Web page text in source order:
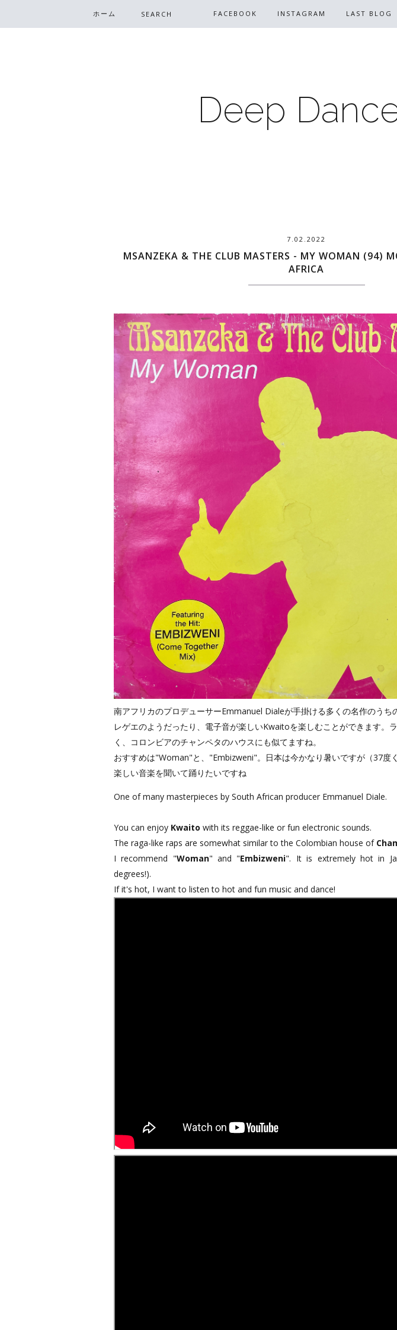
Deep
ホーム FACEBOOK INSTAGRAM LAST BLOG
7.02.2022
MSANZEKA & THE CLUB MASTERS - MY WOMAN (94)
AFRICA
南アフリカのプロデューサーEmmanuel Dialeが手掛ける多くの名作のうち
レゲエのようだったり、電子音が楽しいKwaitoを楽しむことができます。
く、コロンビアのチャンペタのハウスにも似てますね。
おすすめは"Woman"と、"Embizweni"。日本は今かなり暑いですが（37度
楽しい音楽を聞いて踊りたいですね
One of many masterpieces by South African producer Emmanuel Diale.
You can enjoy Kwaito with its reggae-like or fun electronic sounds.
The raga-like raps are somewhat similar to the Colombian house of
I recommend "Woman" and "Embizweni". It is extremely hot in
degrees!).
If it's hot, I want to listen to hot and fun music and dance!